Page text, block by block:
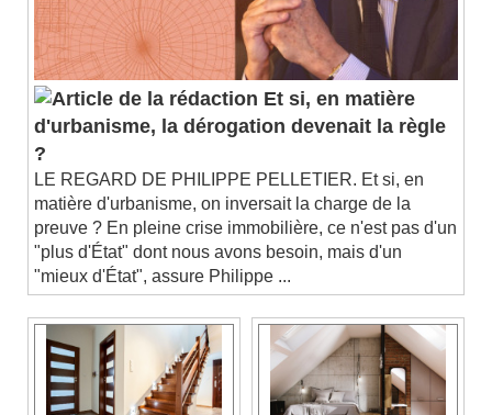
Et si, en matière
d'urbanisme, la dérogation devenait la règle
?
LE REGARD DE PHILIPPE PELLETIER. Et si, en
matière d'urbanisme, on inversait la charge de la
preuve ? En pleine crise immobilière, ce n'est pas d'un
"plus d'État" dont nous avons besoin, mais d'un
"mieux d'État", assure Philippe ...